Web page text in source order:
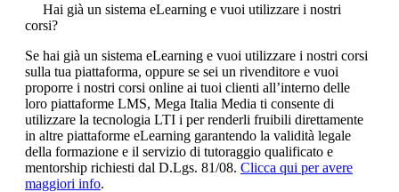
Hai già un sistema eLearning e vuoi utilizzare i nostri
corsi?
Se hai già un sistema eLearning e vuoi utilizzare i nostri corsi
sulla tua piattaforma, oppure se sei un rivenditore e vuoi
proporre i nostri corsi online ai tuoi clienti all’interno delle
loro piattaforme LMS, Mega Italia Media ti consente di
utilizzare la tecnologia LTI i per renderli fruibili direttamente
in altre piattaforme eLearning garantendo la validità legale
della formazione e il servizio di tutoraggio qualificato e
mentorship richiesti dal D.Lgs. 81/08. Clicca qui per avere
maggiori info.